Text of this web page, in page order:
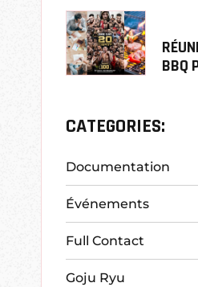
BBQ
CATEGORIES:
Documentation
Événements
Full Contact
Goju Ryu